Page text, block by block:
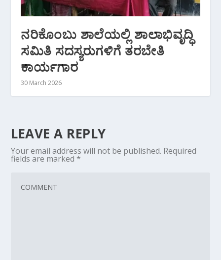
ನರಿಕೊಂಬು ಶಾಲೆಯಲ್ಲಿ ಶಾಲಾಭಿವೃದ್ಧಿ
ಸಮಿತಿ ಸದಸ್ಯರುಗಳಿಗೆ ತರಬೇತಿ
ಕಾರ್ಯಗಾರ
30 March 2026
LEAVE A REPLY
Your email address will not be published. Required
fields are marked *